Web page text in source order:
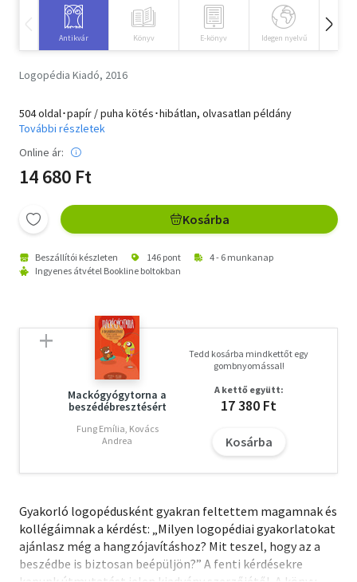
Történelem
Antikvár Könyv E-könyv Idegen nyelvű
Logopédia Kiadó, 2016
504 oldal･papír / puha kötés･hibátlan, olvasatlan példány
További részletek
Online ár:
14 680 Ft
Kosárba
Beszállítói készleten 146 pont
4 - 6 munkanap
Ingyenes átvétel Bookline boltokban
Mackógyógytorna a
beszédébresztésért
Fung Emília, Kovács
Andrea
Tedd kosárba mindkettőt egy
gombnyomással!
A kettő együtt:
17 380 Ft
Kosárba
Gyakorló logopédusként gyakran feltettem magamnak és
kollégáimnak a kérdést: „Milyen logopédiai gyakorlatokat
ajánlasz még a hangzójavításhoz? Mit teszel, hogy az a
beszédbe is biztosan beépüljön?” A fenti kérdésekre